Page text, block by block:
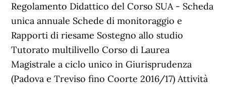
Regolamento Didattico del Corso SUA - Scheda
unica annuale Schede di monitoraggio e
Rapporti di riesame Sostegno allo studio
Tutorato multilivello Corso di Laurea
Magistrale a ciclo unico in Giurisprudenza
(Padova e Treviso fino Coorte 2016/17) Attività